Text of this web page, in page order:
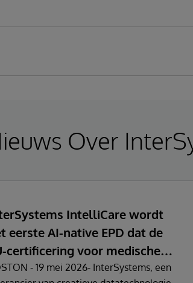
Over
IntelliCare wordt
eerste AI-native EPD dat de
certificering voor medische
behaalt
- 19 mei 2026- InterSystems, een